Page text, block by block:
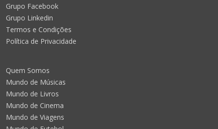
Grupo Facebook
Grupo Linkedin
Termos e Condições
Política de Privacidade
Quem Somos
Mundo de Músicas
Mundo de Livros
Mundo de Cinema
Mundo de Viagens